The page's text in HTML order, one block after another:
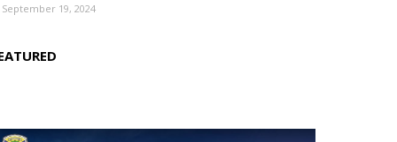
September 19, 2024